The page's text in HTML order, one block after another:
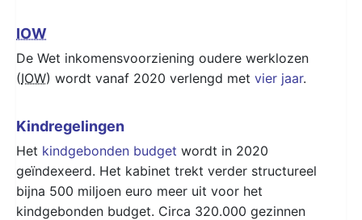
IOW
De Wet inkomensvoorziening oudere werklozen
(IOW) wordt vanaf 2020 verlengd met vier jaar.
Kindregelingen
Het kindgebonden budget wordt in 2020
geïndexeerd. Het kabinet trekt verder structureel
bijna 500 miljoen euro meer uit voor het
kindgebonden budget. Circa 320.000 gezinnen